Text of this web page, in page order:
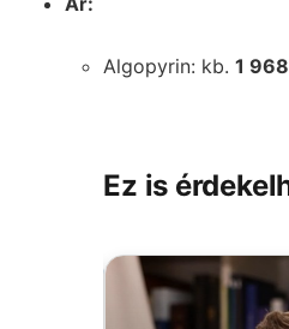
Algopyrin: kb.1
Ez is